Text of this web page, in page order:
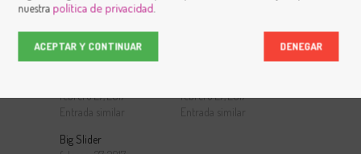
febrero 27, 2017
Entrada similar
febrero 27, 2017
Entrada similar
Big Slider
nuestra política de privacidad.
ACEPTAR Y CONTINUAR DENEGAR